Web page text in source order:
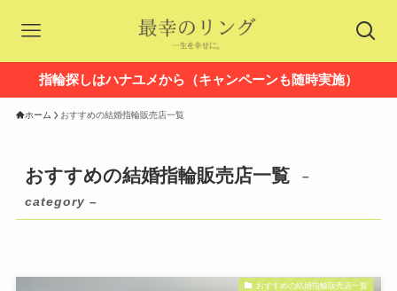
指輪探しはハナユメから（キャンペーンも随時実施）
ホーム おすすめの結婚指輪販売店一覧
おすすめの結婚指輪販売店一覧
–
category –
おすすめの結婚指輪販売店一覧